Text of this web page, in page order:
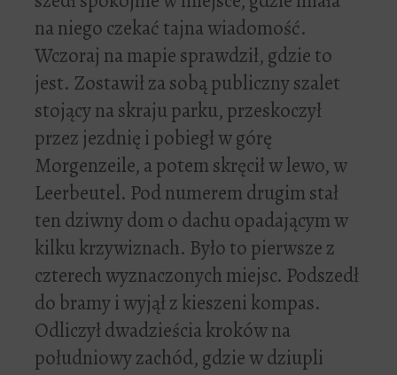
na niego czekać tajna wiadomość.
Wczoraj na mapie sprawdził, gdzie to
jest. Zostawił za sobą publiczny szalet
stojący na skraju parku, przeskoczył
przez jezdnię i pobiegł w górę
Morgenzeile, a potem skręcił w lewo, w
Leerbeutel. Pod numerem drugim stał
ten dziwny dom o dachu opadającym w
kilku krzywiznach. Było to pierwsze z
czterech wyznaczonych miejsc. Podszedł
do bramy i wyjął z kieszeni kompas.
Odliczył dwadzieścia kroków na
południowy zachód, gdzie w dziupli